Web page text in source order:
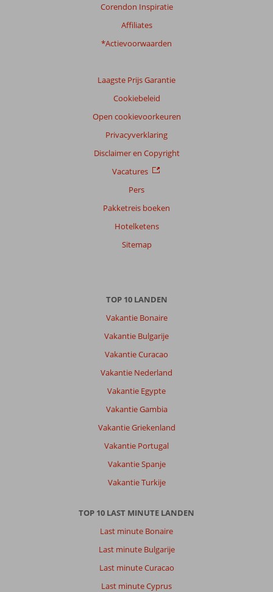
Corendon Inspiratie
Affiliates
*Actievoorwaarden
Laagste Prijs Garantie
Cookiebeleid
Open cookievoorkeuren
Privacyverklaring
Disclaimer en Copyright
Vacatures
Pers
Pakketreis boeken
Hotelketens
Sitemap
TOP 10 LANDEN
Vakantie Bonaire
Vakantie Bulgarije
Vakantie Curacao
Vakantie Nederland
Vakantie Egypte
Vakantie Gambia
Vakantie Griekenland
Vakantie Portugal
Vakantie Spanje
Vakantie Turkije
TOP 10 LAST MINUTE LANDEN
Last minute Bonaire
Last minute Bulgarije
Last minute Curacao
Last minute Cyprus